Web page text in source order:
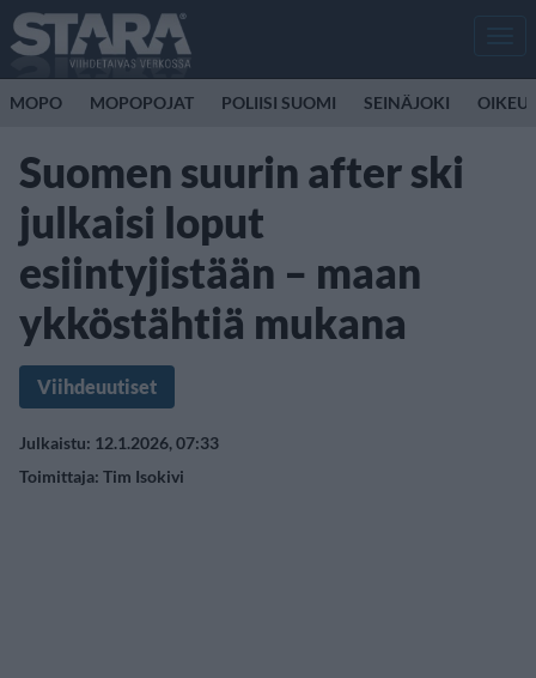
MOPO MOPOPOJAT POLIISI SUOMI SEINÄJOKI
Suomen suurin after ski
julkaisi loput
esiintyjistään – maan
ykköstähtiä mukana
Viihdeuutiset
Julkaistu: 12.1.2026, 07:33
Toimittaja: Tim Isokivi